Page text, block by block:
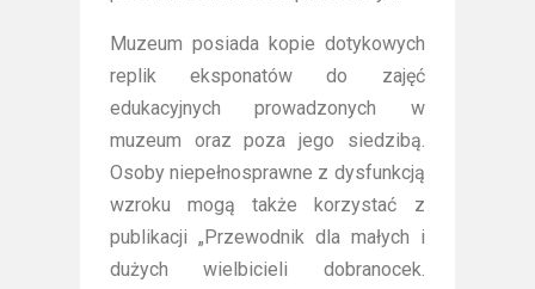
Muzeum posiada kopie dotykowych
replik eksponatów do zajęć
edukacyjnych prowadzonych w
muzeum oraz poza jego siedzibą.
Osoby niepełnosprawne z dysfunkcją
wzroku mogą także korzystać z
publikacji „Przewodnik dla małych i
dużych wielbicieli dobranocek.